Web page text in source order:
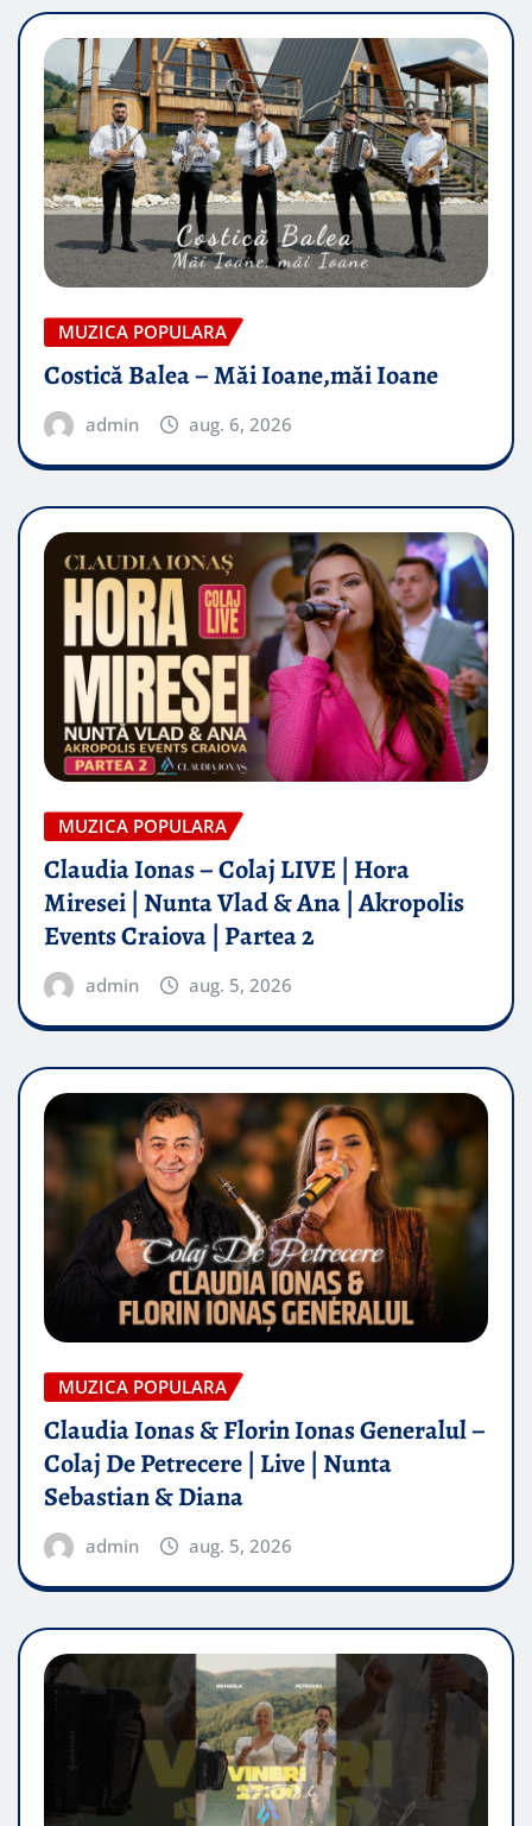
MUZICA POPULARA
Costică Balea – Măi Ioane,măi Ioane
admin aug. 6, 2026
MUZICA POPULARA
Claudia Ionas – Colaj LIVE | Hora
Miresei | Nunta Vlad & Ana | Akropolis
Events Craiova | Partea 2
admin aug. 5, 2026
MUZICA POPULARA
Claudia Ionas & Florin Ionas Generalul –
Colaj De Petrecere | Live | Nunta
Sebastian & Diana
admin aug. 5, 2026